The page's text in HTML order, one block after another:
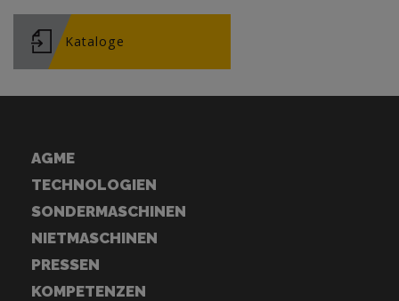
Kataloge
AGME
TECHNOLOGIEN
SONDERMASCHINEN
NIETMASCHINEN
PRESSEN
KOMPETENZEN